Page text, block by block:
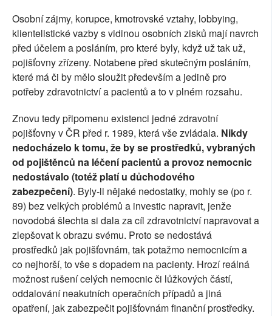
Osobní zájmy, korupce, kmotrovské vztahy, lobbying,
klientelistické vazby s vidinou osobních zisků mají navrch
před účelem a posláním, pro které byly, když už tak už,
pojišťovny zřízeny. Notabene před skutečným posláním,
které má či by mělo sloužit především a jedině pro
potřeby zdravotnictví a pacientů a to v plném rozsahu.
Znovu tedy připomenu existenci jedné zdravotní
pojišťovny v ČR před r. 1989, která vše zvládala. Nikdy
nedocházelo k tomu, že by se prostředků, vybraných
od pojištěnců na léčení pacientů a provoz nemocnic
nedostávalo (totéž platí u důchodového
zabezpečení). Byly-li nějaké nedostatky, mohly se (po r.
89) bez velkých problémů a investic napravit, jenže
novodobá šlechta si dala za cíl zdravotnictví napravovat a
zlepšovat k obrazu svému. Proto se nedostává
prostředků jak pojišťovnám, tak potažmo nemocnicím a
co nejhorší, to vše s dopadem na pacienty. Hrozí reálná
možnost rušení celých nemocnic či lůžkových částí,
oddalování neakutních operačních případů a jiná
opatření, jak zabezpečit pojišťovnám finanční prostředky.